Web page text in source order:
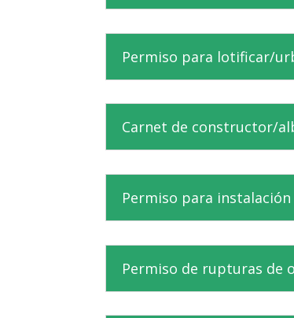
Permiso para lotificar/
Carnet de constructor/
Permiso para
Permiso de rupturas de